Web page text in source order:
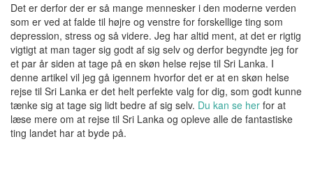
Det er derfor der er så mange mennesker i den moderne verden
som er ved at falde til højre og venstre for forskellige ting som
depression, stress og så videre. Jeg har altid ment, at det er rigtig
vigtigt at man tager sig godt af sig selv og derfor begyndte jeg for
et par år siden at tage på en skøn helse rejse til Sri Lanka. I
denne artikel vil jeg gå igennem hvorfor det er at en skøn helse
rejse til Sri Lanka er det helt perfekte valg for dig, som godt kunne
tænke sig at tage sig lidt bedre af sig selv. Du kan se her for at
læse mere om at rejse til Sri Lanka og opleve alle de fantastiske
ting landet har at byde på.